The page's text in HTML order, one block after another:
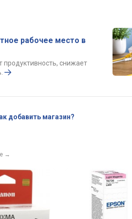
рабочее место в
продуктивность, снижает
добавить магазин?
→